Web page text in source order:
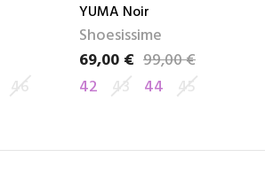
46
YUMA Noir
Shoesissime
Prix
69,00 €
Prix de base99,00 €
42 43 44 45